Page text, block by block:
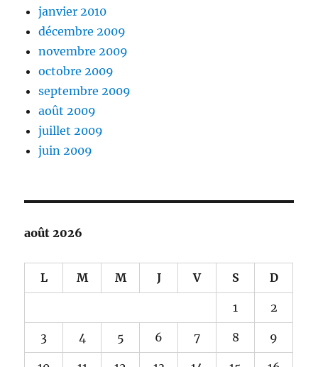
janvier 2010
décembre 2009
novembre 2009
octobre 2009
septembre 2009
août 2009
juillet 2009
juin 2009
août 2026
L M M J V S D
1 2
3 4 5 6 7 8 9